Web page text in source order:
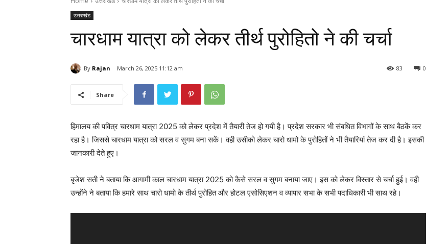
उत्तराखंड
चारधाम यात्रा को लेकर तीर्थ पुरोहितो ने की चर्चा
By Rajan March 26, 2025 11:12 am 0
83
Share
हिमालय की पवित्र चारधाम यात्रा 2025 को लेकर प्रदेश में तैयारी तेज हो गयी है। प्रदेश सरकार भी संबधित विभागों के साथ बैठकें कर
रहा है। जिससे चारधाम यात्रा को सरल व सुगम बना सकें। वही उसीको लेकर चारो धामो के पुरोहितों ने भी तैयारियां तेज कर दी है। इसकी
जानकारी देते हुए।
बृजेश सती ने बताया कि आगामी काल चारधाम यात्रा 2025 को कैसे सरल व सुगम बनाया जाए। इस को लेकर विस्तार से चर्चा हुई। वही
उन्होंने ने बताया कि हमारे साथ चारो धामो के तीर्थ पुरोहित और होटल एसोसिएशन व व्यापार सभा के सभी पदाधिकारी भी साथ रहे।